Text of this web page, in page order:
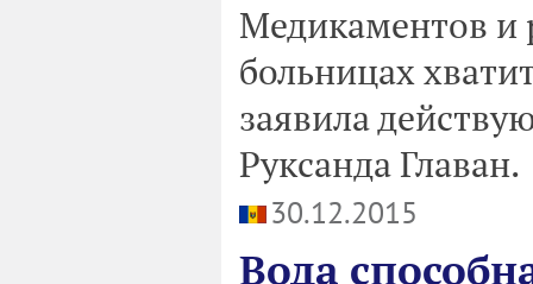
Медикаментов и
больницах
заявила
Руксанда Главан.
30.12.2015
Вода